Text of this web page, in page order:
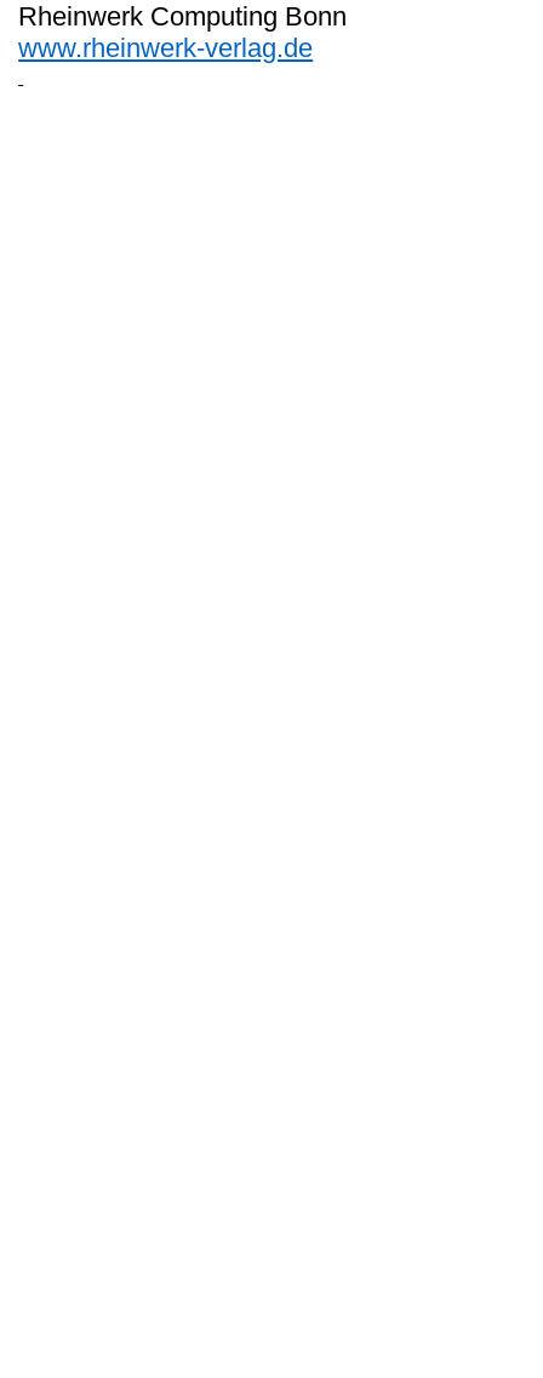
Rheinwerk Computing Bonn
www.rheinwerk-verlag.de